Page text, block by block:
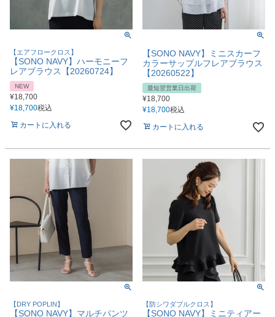
【エアフロークロス】
【SONO NAVY】ハーモニーフ
レアブラウス【20260724】
NEW
¥18,700
¥18,700税込
カートに入れる
【SONO NAVY】ミニスカーフ
カラーサップルフレアブラウス
【20260522】
最短翌営業日出荷
¥18,700
¥18,700税込
カートに入れる
【DRY POPLIN】
【SONO NAVY】マルチパンツ
【防シワダブルクロス】
【SONO NAVY】ミニティアー